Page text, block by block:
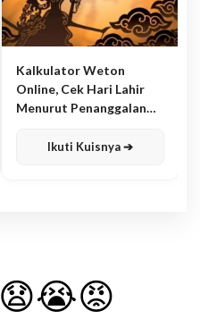
Kalkulator Weton
Online, Cek Hari Lahir
Menurut Penanggalan
Ikuti Kuisnya ➔
😧😭😡